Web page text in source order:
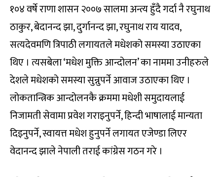
१०४ वर्षे राणा शासन २००७ सालमा अन्त्य हुँदै गर्दा नै रघुनाथ
ठाकुर, बेदानन्द झा, दुर्गानन्द झा, रघुनाथ राय यादव,
सत्यदेवमणि त्रिपाठी लगायतले मधेशको समस्या उठाएका
थिए । त्यसबेला ‘मधेश मुक्ति आन्दोलन’ का नाममा उनीहरुले
देशले मधेशको समस्या सुन्नुपर्ने आवाज उठाएका थिए ।
लोकतान्त्रिक आन्दोलनकै क्रममा मधेशी समुदायलाई
निजामती सेवामा प्रवेश गराइनुपर्ने, हिन्दी भाषालाई मान्यता
दिइनुपर्ने, स्वायत्त मधेश हुनुपर्ने लगायत एजेण्डा लिएर
वेदानन्द झाले नेपाली तराई कांग्रेस गठन गरे ।